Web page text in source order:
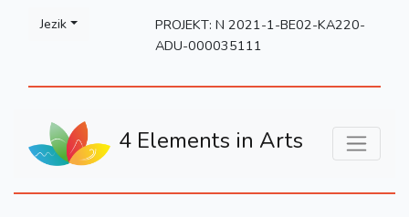
accessibility
system.
Jezik
PROJEKT: N 2021-1-BE02-KA220-
ADU-000035111
4 Elements in Arts